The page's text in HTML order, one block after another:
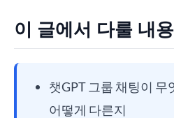
이 글에서 다룰 내용
챗GPT 그룹 채팅이
어떻게 다른지